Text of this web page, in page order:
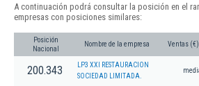
A continuación podrá consultar la posición en el
empresas con posiciones similares:
Posición
Nacional
Nombre de la empresa Ventas (€)
200.343
LP3 XXI RESTAURACION
SOCIEDAD LIMITADA.